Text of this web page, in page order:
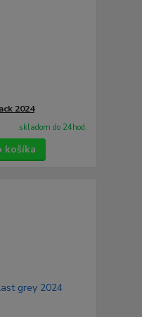
2024
skladom do 24hod.
košíka